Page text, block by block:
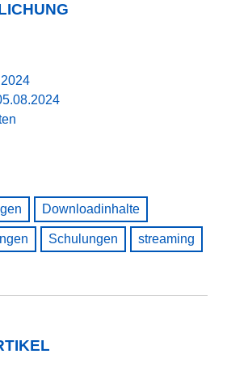
Downloadinhalte
Schulungen streaming